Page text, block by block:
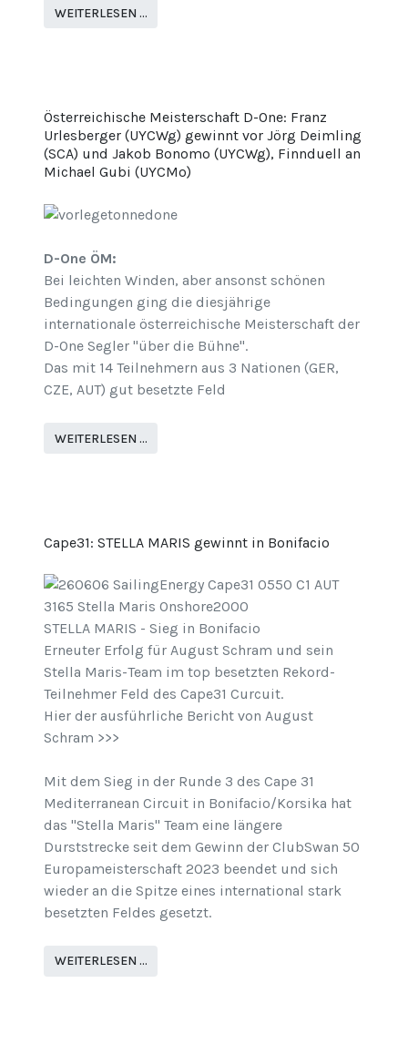
WEITERLESEN …
Österreichische Meisterschaft D-One: Franz
Urlesberger (UYCWg) gewinnt vor Jörg Deimling
(SCA) und Jakob Bonomo (UYCWg), Finnduell an
Michael Gubi (UYCMo)
D-One ÖM:
Bei leichten Winden, aber ansonst schönen
Bedingungen ging die diesjährige
internationale österreichische Meisterschaft der
D-One Segler "über die Bühne".
Das mit 14 Teilnehmern aus 3 Nationen (GER,
CZE, AUT) gut besetzte Feld
WEITERLESEN …
Cape31: STELLA MARIS gewinnt in Bonifacio
STELLA MARIS - Sieg in Bonifacio
Erneuter Erfolg für August Schram und sein
Stella Maris-Team im top besetzten Rekord-
Teilnehmer Feld des Cape31 Curcuit.
Hier der ausführliche Bericht von August
Schram >>>
Mit dem Sieg in der Runde 3 des Cape 31
Mediterranean Circuit in Bonifacio/Korsika hat
das "Stella Maris" Team eine längere
Durststrecke seit dem Gewinn der ClubSwan 50
Europameisterschaft 2023 beendet und sich
wieder an die Spitze eines international stark
besetzten Feldes gesetzt.
WEITERLESEN …